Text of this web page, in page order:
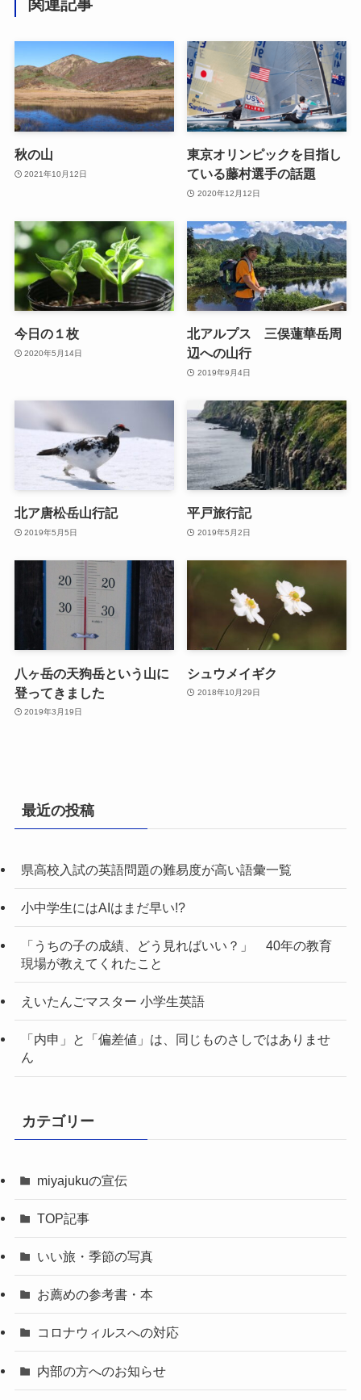
関連記事
秋の山
2021年10月12日
東京オリンピックを目指し
ている藤村選手の話題
2020年12月12日
今日の１枚
2020年5月14日
北アルプス 三俣蓮華岳周
辺への山行
2019年9月4日
北ア唐松岳山行記
2019年5月5日
平戸旅行記
2019年5月2日
八ヶ岳の天狗岳という山に
登ってきました
2019年3月19日
シュウメイギク
2018年10月29日
最近の投稿
県高校入試の英語問題の難易度が高い語彙一覧
小中学生にはAIはまだ早い!?
「うちの子の成績、どう見ればいい？」 40年の教育
現場が教えてくれたこと
えいたんごマスター 小学生英語
「内申」と「偏差値」は、同じものさしではありませ
ん
カテゴリー
miyajukuの宣伝
TOP記事
いい旅・季節の写真
お薦めの参考書・本
コロナウィルスへの対応
内部の方へのお知らせ